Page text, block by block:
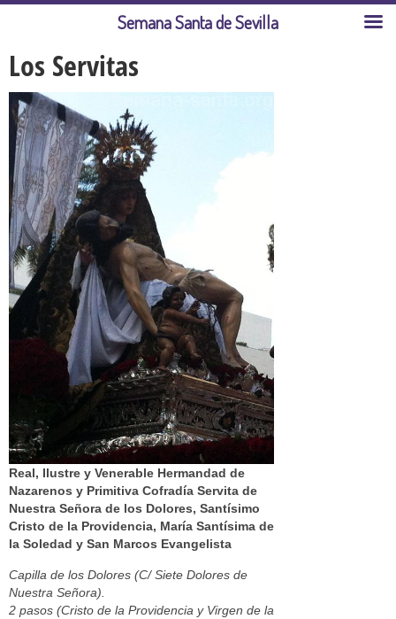
Los Servitas
Real, Ilustre y Venerable Hermandad de
Nazarenos y Primitiva Cofradía Servita de
Nuestra Señora de los Dolores, Santísimo
Cristo de la Providencia, María Santísima de
la Soledad y San Marcos Evangelista
Capilla de los Dolores (C/ Siete Dolores de
Nuestra Señora).
2 pasos (Cristo de la Providencia y Virgen de la
Semana Santa de Sevilla